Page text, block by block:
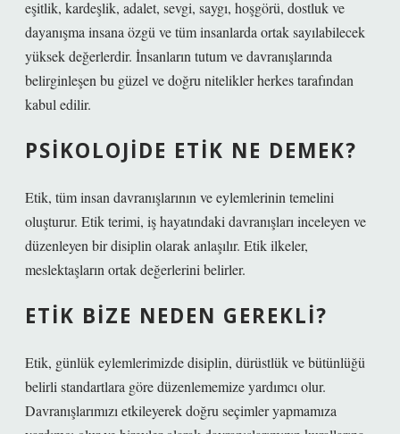
eşitlik, kardeşlik, adalet, sevgi, saygı, hoşgörü, dostluk ve
dayanışma insana özgü ve tüm insanlarda ortak sayılabilecek
yüksek değerlerdir. İnsanların tutum ve davranışlarında
belirginleşen bu güzel ve doğru nitelikler herkes tarafından
kabul edilir.
PSIKOLOJIDE ETIK NE DEMEK?
Etik, tüm insan davranışlarının ve eylemlerinin temelini
oluşturur. Etik terimi, iş hayatındaki davranışları inceleyen ve
düzenleyen bir disiplin olarak anlaşılır. Etik ilkeler,
meslektaşların ortak değerlerini belirler.
ETIK BIZE NEDEN GEREKLI?
Etik, günlük eylemlerimizde disiplin, dürüstlük ve bütünlüğü
belirli standartlara göre düzenlememize yardımcı olur.
Davranışlarımızı etkileyerek doğru seçimler yapmamıza